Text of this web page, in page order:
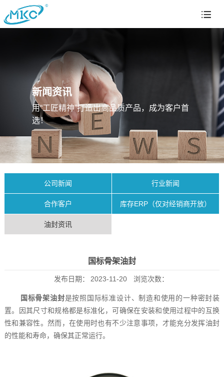
新闻资讯
用“工匠精神”打造出高品质产品，成为客户首
选！
公司新闻 行业新闻
合作客户 库存ERP（仅对经销商开放）
油封资讯
国标骨架油封
发布日期： 2023-11-20 浏览次数：
国标骨架油封是按照国际标准设计、制造和使用的一种密封装
置。因其尺寸和规格都是标准化，可确保在安装和使用过程中的互换
性和兼容性。然而，在使用时也有不少注意事项，才能充分发挥油封
的性能和寿命，确保其正常运行。